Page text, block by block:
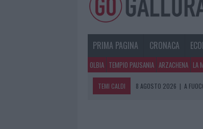
PRIMA PAGINA CRONACA
OLBIA TEMPIO PAUSANIA ARZACHENA LA
TEMI CALDI 8 AGOSTO 2026 | A